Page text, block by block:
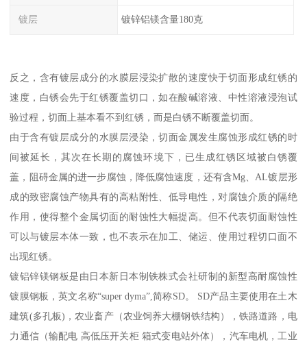
镀层 镀锌铝镁含量180克
反之，含有镀层成分的水膜层浸染扩散的速度快于切面形成红锈的
速度，白锈会先于红锈覆盖切口，如在酸碱溶液、中性溶液浸泡试
验过程，切面上基本看不到红锈，而是白锈不断覆盖切面。
由于含有镀层成分的水膜层浸染，切面金属发生腐蚀形成红锈的时
间被延长，其次在长期的腐蚀环境下，已生成红锈区域被白锈覆
盖，阻碍金属的进一步腐蚀，降低腐蚀速度，还有含Mg、AL镀层形
成的致密腐蚀产物具有的高粘附性、低导电性，对腐蚀介质的隔绝
作用，使得整个金属切面的耐蚀性大幅提高。但不代表切面耐蚀性
可以与镀层本体一致，也不表示在加工、储运、使用过程切口面不
出现红锈。
镀铝锌镁钢板是由日本新日本制铁株式会社研制的新型高耐腐蚀性
镀膜钢板，英文名称“super dyma”,简称SD。 SD产品主要使用在土木
建筑(多孔板)，农业畜产（农业饲养大棚钢铁结构），铁路道路，电
力通信（输配电 高低压开关柜 箱式变电站外体），汽车电机，工业